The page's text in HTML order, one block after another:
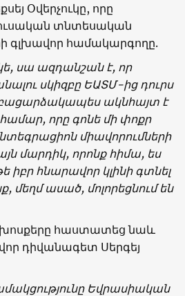
Օվերչուկը, որը
տնտեսական
գլխավոր համակարգողը.
սա ազդանշան է, որ
սկիզբը ԵԱՏՄ-ից դուրս
բացարձակապես ակնհայտ է
որը գոնե մի փոքր
միավորումների
մարդիկ, որոնք հիմա, ես
իբր հնարավոր կլինի գտնել
մեղմ ասած, մոլորեցնում են
խոսքերը հաստատեց նաև
դիվանագետ Սերգեյ
Եվրասիական